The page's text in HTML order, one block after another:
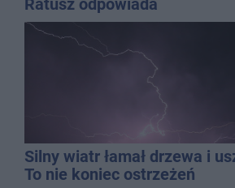
Silny wiatr łamał drzewa i
To nie koniec ostrzeżeń